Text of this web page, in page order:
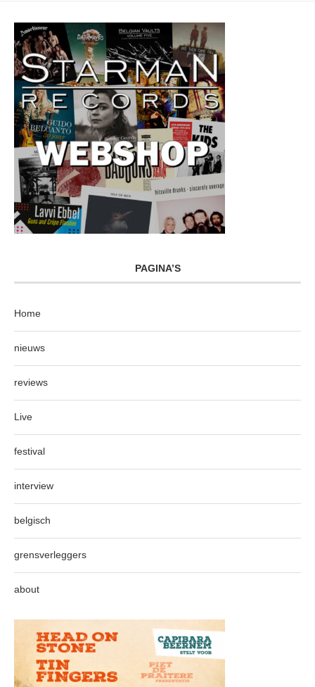
PAGINA’S
Home
nieuws
reviews
Live
festival
interview
belgisch
grensverleggers
about